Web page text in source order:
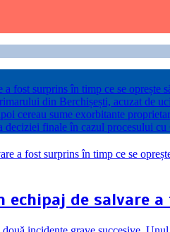
fost surprins în timp ce se oprește
din Berchișești, acuzat de
cereau sume exorbitante
deciziei finale în cazul procesului
echipaj de salvare